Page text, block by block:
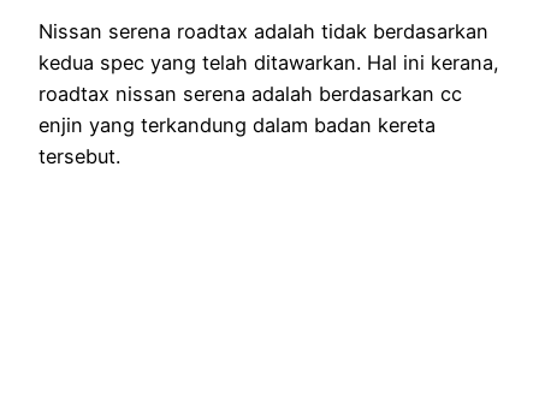
Nissan serena roadtax adalah tidak berdasarkan
kedua spec yang telah ditawarkan. Hal ini kerana,
roadtax nissan serena adalah berdasarkan cc
enjin yang terkandung dalam badan kereta
tersebut.